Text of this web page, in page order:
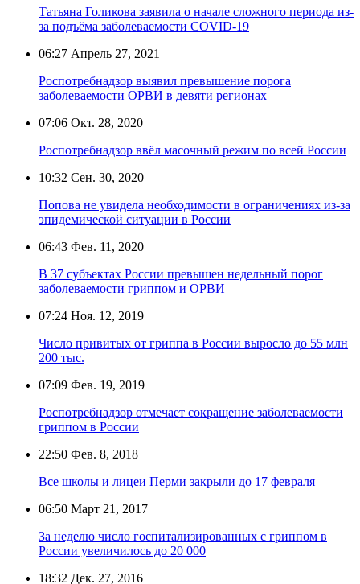
Татьяна Голикова заявила о начале сложного периода из-
за подъёма заболеваемости COVID-19
06:27 Апрель 27, 2021
Роспотребнадзор выявил превышение порога
заболеваемости ОРВИ в девяти регионах
07:06 Окт. 28, 2020
Роспотребнадзор ввёл масочный режим по всей России
10:32 Сен. 30, 2020
Попова не увидела необходимости в ограничениях из-за
эпидемической ситуации в России
06:43 Фев. 11, 2020
В 37 субъектах России превышен недельный порог
заболеваемости гриппом и ОРВИ
07:24 Ноя. 12, 2019
Число привитых от гриппа в России выросло до 55 млн
200 тыс.
07:09 Фев. 19, 2019
Роспотребнадзор отмечает сокращение заболеваемости
гриппом в России
22:50 Фев. 8, 2018
Все школы и лицеи Перми закрыли до 17 февраля
06:50 Март 21, 2017
За неделю число госпитализированных с гриппом в
России увеличилось до 20 000
18:32 Дек. 27, 2016